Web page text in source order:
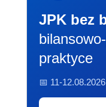
JPK bez
praktyce
📅 11-